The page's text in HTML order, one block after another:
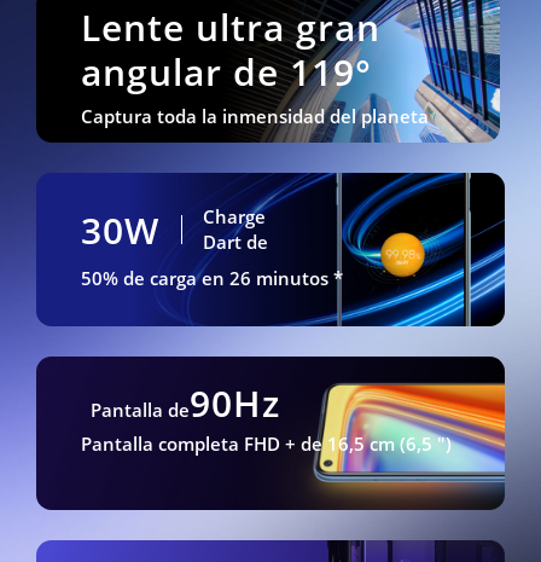
Lente ultra gran
angular de 119°
Captura toda la inmensidad del planeta
30W
Charge
Dart de
50% de carga en 26 minutos *
Pantalla de90Hz
Pantalla completa FHD + de 16,5 cm (6,5 ")